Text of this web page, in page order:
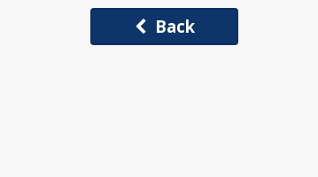
Back